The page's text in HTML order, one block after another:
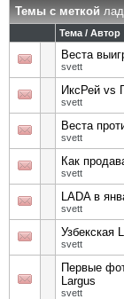
Темы с меткой
Тема / Автор
Веста
svett
ИксРей vs
svett
Веста
svett
Как
svett
LADA в
svett
Узбекская
svett
Первые
Largus
svett